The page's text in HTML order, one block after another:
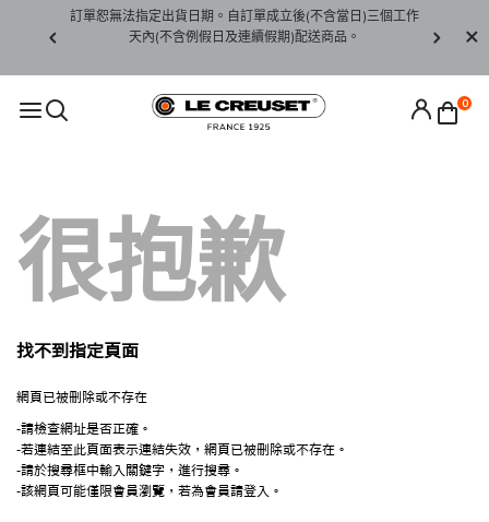
下水)，若
訂單恕無法指定出貨日期。自訂單成立後(不含當日)三個工作
天內(不含例假日及連續假期)配送商品。
請至
0
很抱歉
找不到指定頁面
網頁已被刪除或不存在
-請檢查網址是否正確。
-若連結至此頁面表示連結失效，網頁已被刪除或不存在。
-請於搜尋框中輸入關鍵字，進行搜尋。
-該網頁可能僅限會員瀏覽，若為會員請登入。